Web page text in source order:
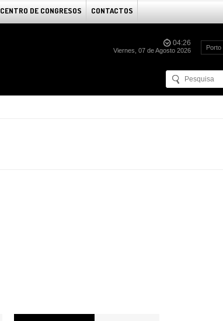
CENTRO DE CONGRESOS CONTACTOS
04:26
Viernes, 07 de Agosto 2026 Porto